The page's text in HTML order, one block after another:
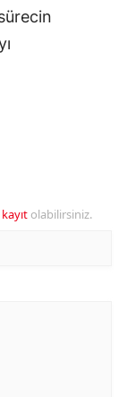
kayıt olabilirsiniz.